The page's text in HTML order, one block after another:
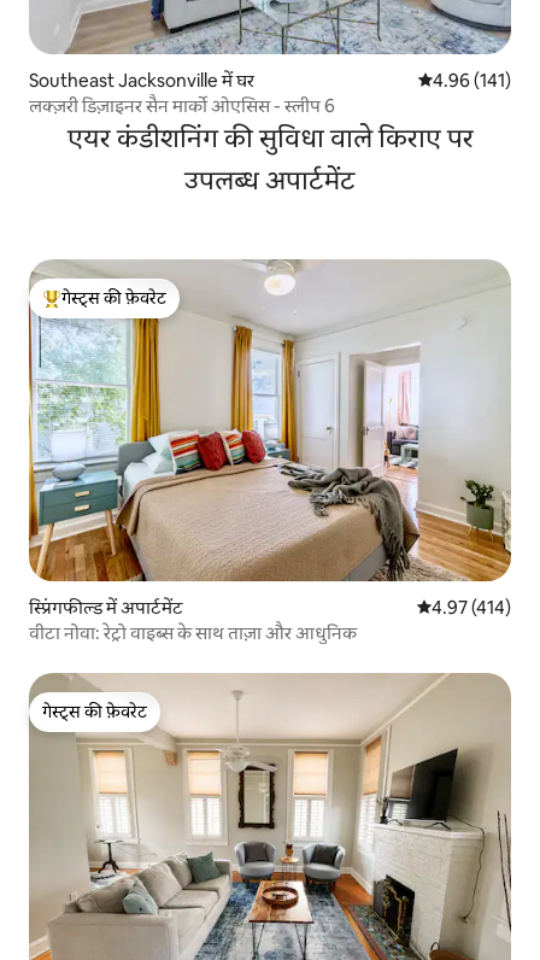
Southeast Jacksonville में घर औसत रेटिंग 5 में से
4.96 (141)
लक्ज़री डिज़ाइनर सैन मार्को ओएसिस - स्लीप 6
एयर कंडीशनिंग की सुविधा वाले किराए पर
उपलब्ध अपार्टमेंट
गेस्ट्स का टॉप फ़ेवरेट
गेस्ट्स की फ़ेवरेट
स्प्रिंगफील्ड में अपार्टमेंट औसत रेटिंग 5 में से
4.97 (414)
वीटा नोवा: रेट्रो वाइब्स के साथ ताज़ा और आधुनिक
गेस्ट्स की फ़ेवरेट
गेस्ट्स की फ़ेवरेट